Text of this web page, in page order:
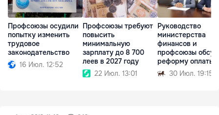
Профсоюзы осудили
попытку изменить
трудовое
законодательство
16 Июл. 12:52
Профсоюзы требуют
повысить
минимальную
зарплату до 8 700
леев в 2027 году
22 Июл. 13:01
Руководство
министерства
финансов и
профсоюзы
реформу оплаты
труда30 Июл. 19:15